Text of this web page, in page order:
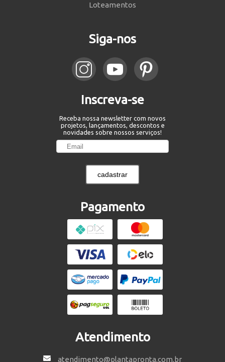
Loteamentos
Siga-nos
Inscreva-se
Receba nossa newsletter com novos
projetos, lançamentos, descontos e
novidades sobre nossos serviços!
cadastrar
Pagamento
Atendimento
atendimento@plantapronta.com.br